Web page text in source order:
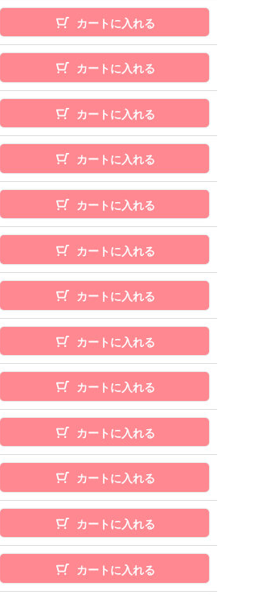
カートに入れる
カートに入れる
カートに入れる
カートに入れる
カートに入れる
カートに入れる
カートに入れる
カートに入れる
カートに入れる
カートに入れる
カートに入れる
カートに入れる
カートに入れる